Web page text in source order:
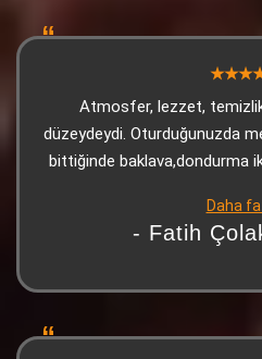
Atmosfer, lezzet,
düzeydeydi. Oturduğunuzda
bittiğinde baklava,dondurma
Daha
- Fatih